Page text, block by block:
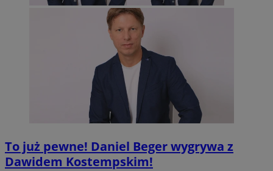
To już pewne! Daniel Beger wygrywa z
Dawidem Kostempskim!